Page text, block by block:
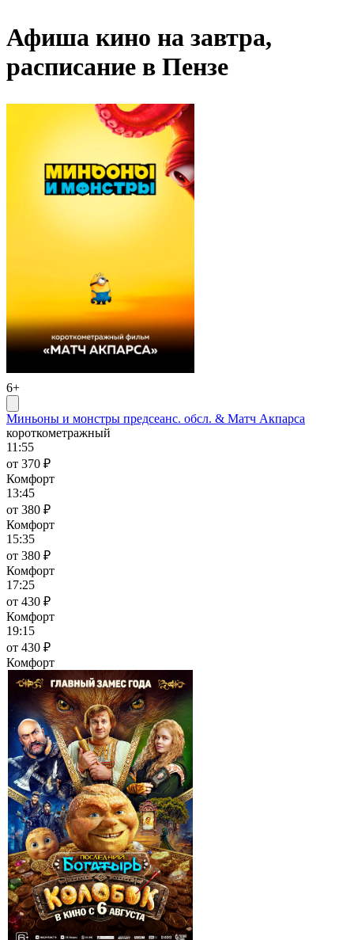
Афиша кино на завтра,
расписание в Пензе
6+
Миньоны и монстры предсеанс. обсл. & Матч Акпарса
короткометражный
11:55
от 370 ₽
Комфорт
13:45
от 380 ₽
Комфорт
15:35
от 380 ₽
Комфорт
17:25
от 430 ₽
Комфорт
19:15
от 430 ₽
Комфорт